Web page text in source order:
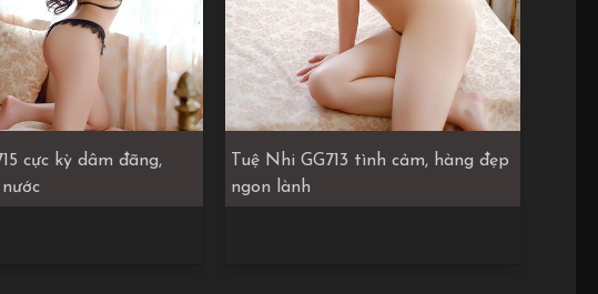
cực kỳ dâm đãng,
Tuệ Nhi GG713 tình cảm, hàng đẹp
ngon lành